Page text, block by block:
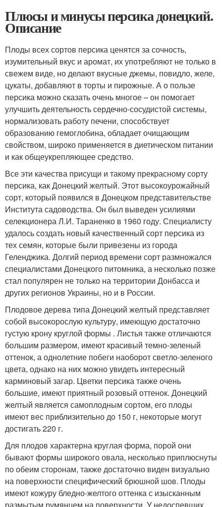
Плюсы и минусы персика донецкий.
Описание
Плоды всех сортов персика ценятся за сочность,
изумительный вкус и аромат, их употребляют не только в
свежем виде, но делают вкусные джемы, повидло, желе,
цукаты, добавляют в торты и пирожные. А о пользе
персика можно сказать очень многое – он помогает
улучшить деятельность сердечно-сосудистой системы,
нормализовать работу печени, способствует
образованию гемоглобина, обладает очищающим
свойством, широко применяется в диетическом питании
и как общеукрепляющее средство.
Все эти качества присущи и такому прекрасному сорту
персика, как Донецкий желтый. Этот высокоурожайный
сорт, который появился в Донецком представительстве
Института садоводства. Он был выведен усилиями
селекционера Л.И. Тараненко в 1960 году. Специалисту
удалось создать новый качественный сорт персика из
тех семян, которые были привезены из города
Геленджика. Долгий период времени сорт размножался
специалистами Донецкого питомника, а несколько позже
стал популярен не только на территории Донбасса и
других регионов Украины, но и в России.
Плодовое дерева типа Донецкий желтый представляет
собой высокорослую культуру, имеющую достаточно
густую крону круглой формы . Листья также отличаются
большим размером, имеют красивый темно-зеленый
оттенок, а однолетние побеги наоборот светло-зеленого
цвета, однако на них можно увидеть интересный
карминовый загар. Цветки персика также очень
большие, имеют приятный розовый оттенок. Донецкий
желтый является самоплодным сортом, его плоды
имеют вес приблизительно до 150 г, некоторые могут
достигать 220 г.
Для плодов характерна круглая форма, порой они
бывают формы широкого овала, несколько приплюснуты
по обеим сторонам, также достаточно виден визуально
на поверхности специфический брюшной шов. Плоды
имеют кожуру бледно-желтого оттенка с изысканным